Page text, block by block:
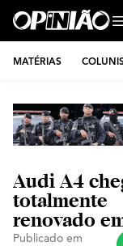
MATÉRIAS
Audi A4
totalmente
renovado
Publicado em